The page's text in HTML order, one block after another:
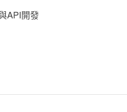
API開發